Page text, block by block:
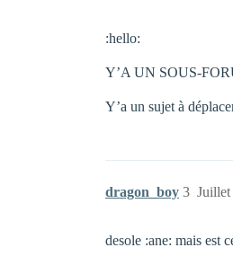
:hello:
Y’A UN SOUS-
Y’a un sujet à
dragon_boy 3
desole :ane: mais est